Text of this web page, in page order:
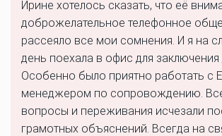
Ирине хотелось сказать, что её
доброжелательное телефонное
рассеяло все мои сомнения. И я на
день поехала в офис для заключения
Особенно было приятно работать с
менеджером по сопровождению.
вопросы и переживания исчезали
грамотных объяснений. Всегда на